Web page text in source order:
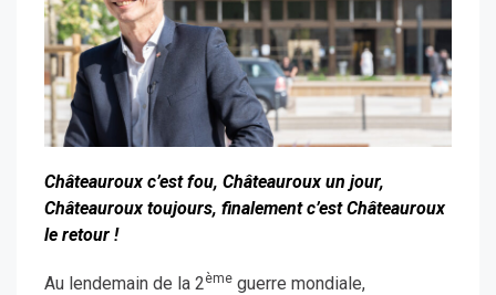
Châteauroux c’est fou, Châteauroux un jour,
Châteauroux toujours, finalement c’est Châteauroux
le retour !
Au lendemain de la 2ème guerre mondiale,